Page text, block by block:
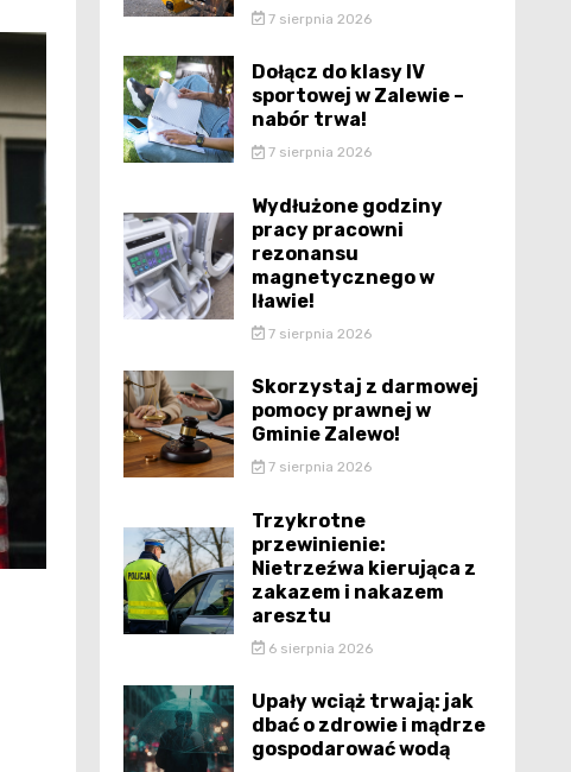
7 sierpnia 2026
Dołącz do klasy IV
sportowej w Zalewie –
nabór trwa!
7 sierpnia 2026
Wydłużone godziny
pracy pracowni
rezonansu
magnetycznego w
Iławie!
7 sierpnia 2026
Skorzystaj z darmowej
pomocy prawnej w
Gminie Zalewo!
7 sierpnia 2026
Trzykrotne
przewinienie:
Nietrzeźwa kierująca z
zakazem i nakazem
aresztu
6 sierpnia 2026
Upały wciąż trwają: jak
dbać o zdrowie i mądrze
gospodarować wodą